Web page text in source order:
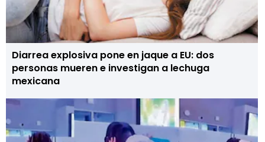
Diarrea explosiva pone en jaque a EU: dos
personas mueren e investigan a lechuga
mexicana